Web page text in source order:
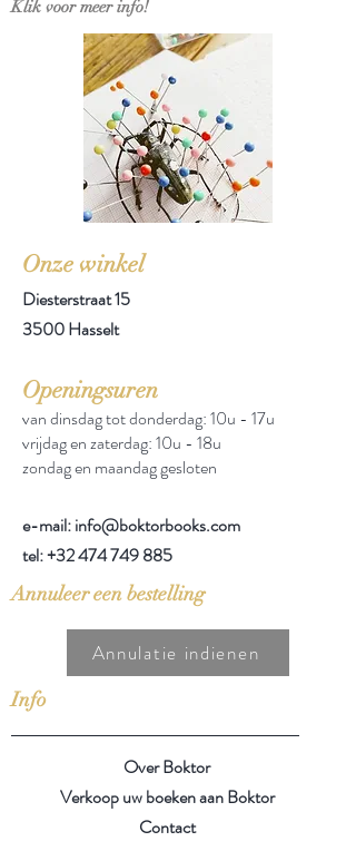
Klik voor meer info!
Onze winkel
Diesterstraat 15
3500 Hasselt
Openingsuren
van dinsdag tot donderdag: 10u - 17u
vrijdag en zaterdag: 10u - 18u
zondag en maandag gesloten
e-mail: info@boktorbooks.com
tel:+32 474 749 885
Annuleer een bestelling
Annulatie indienen
Info
Over Boktor
Verkoop uw boeken aan Boktor
Contact